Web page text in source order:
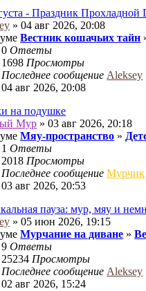
- Праздник Прохладной
» 04 авг 2026, 20:08
Вестник кошачьих тайн
0Ответы
1698 Просмотры
Последнее сообщение Aleksey
04 авг 2026, 20:08
на подушке
Мур » 03 авг 2026, 20:18
Мяу-пространство »
1Ответы
2018 Просмотры
Последнее сообщениеМурчик
03 авг 2026, 20:53
пауза: мур, мяу и
» 05 июн 2026, 19:15
Мурчание на диване »
9Ответы
25234 Просмотры
Последнее сообщение Aleksey
02 авг 2026, 15:24